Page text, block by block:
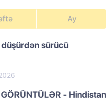
Ay
düşürdən sürücü
GÖRÜNTÜLƏR - Hindistan